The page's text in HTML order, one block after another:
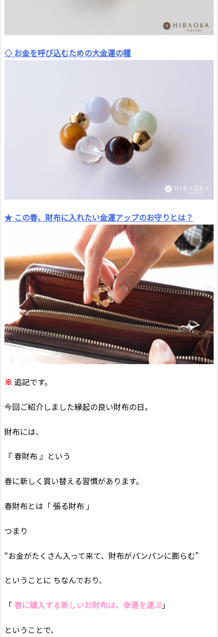
◇ お金を呼び込むための大金運の種
★ この春、財布に入れたい金運アップのお守りとは？
※ 追記です。
今回ご紹介しました縁起の良い財布の日。
財布には、
『 春財布 』という
春に新しく買い替える習慣があります。
春財布とは「 張る財布 」
つまり
“お金がたくさん入って来て、財布がパンパンに膨らむ"
ということに ちなんでおり、
「 春に購入する新しいお財布は、幸運を運ぶ」
ということで、